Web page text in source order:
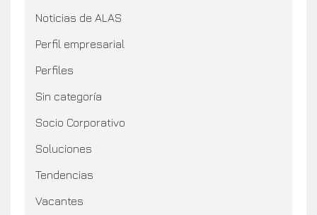
Noticias de ALAS
Perfil empresarial
Perfiles
Sin categoría
Socio Corporativo
Soluciones
Tendencias
Vacantes